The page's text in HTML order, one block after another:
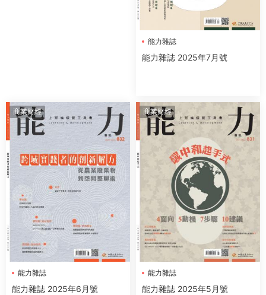
能力雜誌
能力雜誌 2025年7月號
商業财經
能力雜誌
能力雜誌 2025年6月號
商業财經
能力雜誌
能力雜誌 2025年5月號